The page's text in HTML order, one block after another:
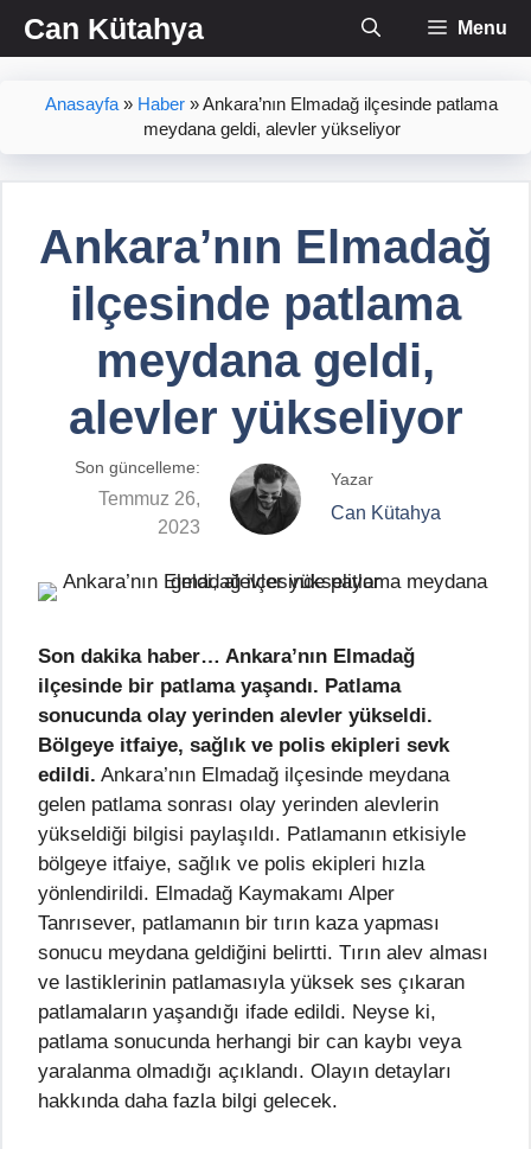
İçeriğe
atlaCan Kütahya Menu
Anasayfa » Haber »Ankara’nın Elmadağ ilçesinde patlama
meydana geldi, alevler yükseliyor
Ankara’nın Elmadağ
ilçesinde patlama
meydana geldi,
alevler yükseliyor
Son güncelleme:
Temmuz 26,
2023
Yazar
Can Kütahya
Son dakika haber… Ankara’nın Elmadağ
ilçesinde bir patlama yaşandı. Patlama
sonucunda olay yerinden alevler yükseldi.
Bölgeye itfaiye, sağlık ve polis ekipleri sevk
edildi. Ankara’nın Elmadağ ilçesinde meydana
gelen patlama sonrası olay yerinden alevlerin
yükseldiği bilgisi paylaşıldı. Patlamanın etkisiyle
bölgeye itfaiye, sağlık ve polis ekipleri hızla
yönlendirildi. Elmadağ Kaymakamı Alper
Tanrısever, patlamanın bir tırın kaza yapması
sonucu meydana geldiğini belirtti. Tırın alev alması
ve lastiklerinin patlamasıyla yüksek ses çıkaran
patlamaların yaşandığı ifade edildi. Neyse ki,
patlama sonucunda herhangi bir can kaybı veya
yaralanma olmadığı açıklandı. Olayın detayları
hakkında daha fazla bilgi gelecek.